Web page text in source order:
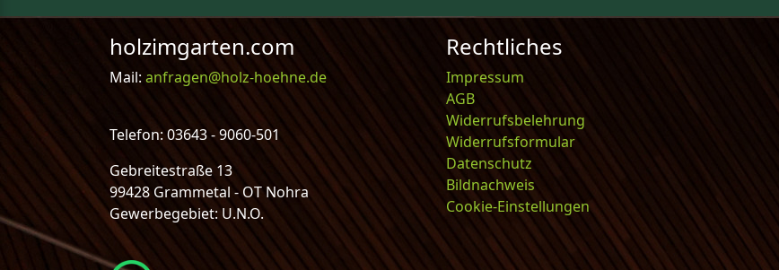
holzimgarten.com
Mail: anfragen@holz-hoehne.de
Telefon: 03643 - 9060-501
Gebreitestraße 13
99428 Grammetal - OT Nohra
Gewerbegebiet: U.N.O.
Rechtliches
Impressum
AGB
Widerrufsbelehrung
Widerrufsformular
Datenschutz
Bildnachweis
Cookie-Einstellungen